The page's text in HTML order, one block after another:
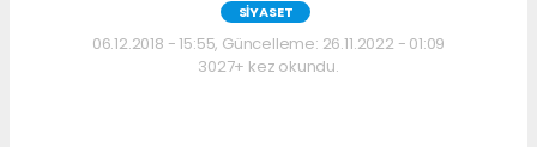
SİYASET
06.12.2018 - 15:55, Güncelleme: 26.11.2022 - 01:09
3027+ kez okundu.